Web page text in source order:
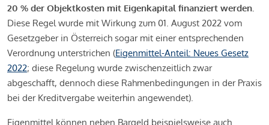
20 % der Objektkosten mit Eigenkapital finanziert werden.
Diese Regel wurde mit Wirkung zum 01. August 2022 vom
Gesetzgeber in Österreich sogar mit einer entsprechenden
Verordnung unterstrichen (Eigenmittel-Anteil: Neues Gesetz
2022; diese Regelung wurde zwischenzeitlich zwar
abgeschafft, dennoch diese Rahmenbedingungen in der Praxis
bei der Kreditvergabe weiterhin angewendet).
Eigenmittel können neben Bargeld beispielsweise auch